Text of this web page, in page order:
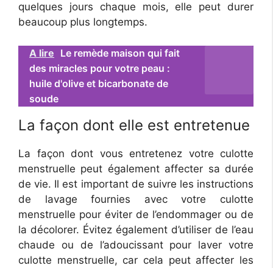
quelques jours chaque mois, elle peut durer
beaucoup plus longtemps.
A lire Le remède maison qui fait
des miracles pour votre peau :
huile d'olive et bicarbonate de
soude
La façon dont elle est entretenue
La façon dont vous entretenez votre culotte
menstruelle peut également affecter sa durée
de vie. Il est important de suivre les instructions
de lavage fournies avec votre culotte
menstruelle pour éviter de l’endommager ou de
la décolorer. Évitez également d’utiliser de l’eau
chaude ou de l’adoucissant pour laver votre
culotte menstruelle, car cela peut affecter les